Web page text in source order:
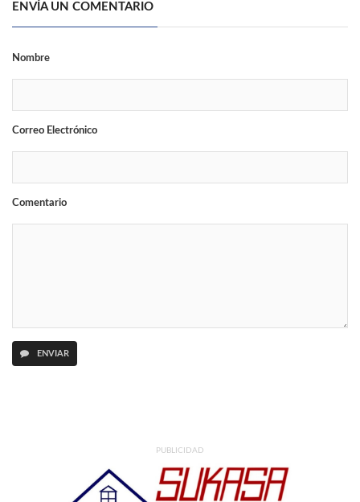
ENVÍA UN COMENTARIO
Nombre
Correo Electrónico
Comentario
ENVIAR
PUBLICIDAD